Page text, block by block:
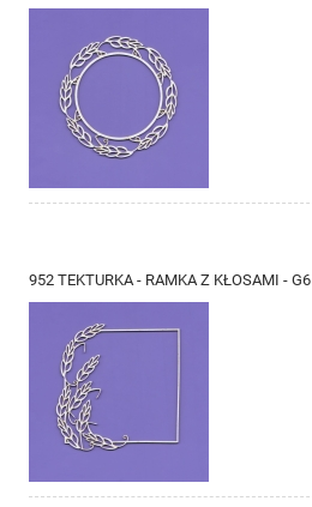
952 TEKTURKA - RAMKA Z KŁOSAMI - G6